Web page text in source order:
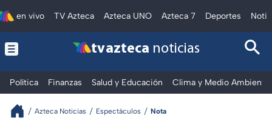
en vivo TV Azteca Azteca UNO Azteca 7 Deportes
tv azteca noticias
Política Finanzas Salud y Educación Clima y Medio Ambiente
Azteca Noticias Espectáculos Nota